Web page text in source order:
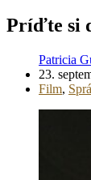
Príďte si
Patricia
23.
Film,